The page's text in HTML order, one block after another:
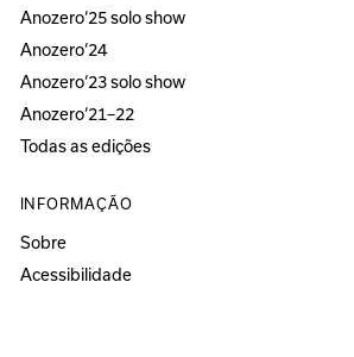
Anozero‘25 solo show
Anozero‘24
Anozero‘23 solo show
Anozero‘21–22
Todas as edições
INFORMAÇÃO
Sobre
Acessibilidade